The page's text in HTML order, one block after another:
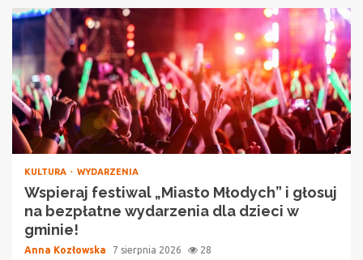
KULTURA WYDARZENIA
Wspieraj festiwal „Miasto Młodych” i głosuj
na bezpłatne wydarzenia dla dzieci w
gminie!
Anna Kozłowska 7 sierpnia 2026 28